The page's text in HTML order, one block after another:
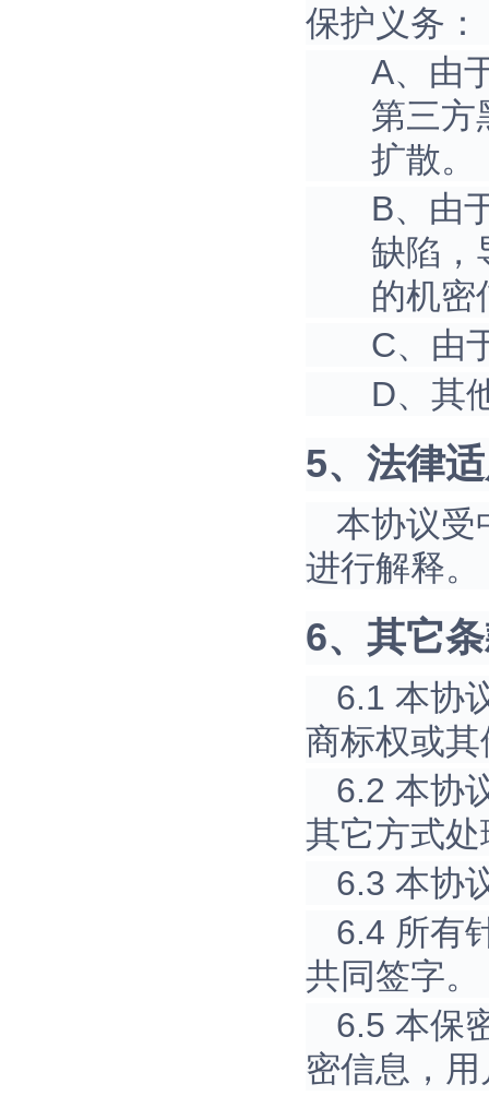
保护义务：
A、由
第三方
扩散。
B、由
缺陷，
的机密
C、由
D、其
5、法律
本协议受
进行解释。
6、其它
6.1 本协
商标权或
6.2 本协
其它方式
6.3 本协
6.4 所有
共同签字。
6.5 本保
密信息，